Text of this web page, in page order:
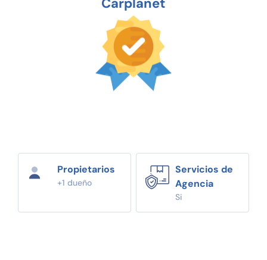
Propietarios
+1 dueño
Servicios de
Agencia
Si